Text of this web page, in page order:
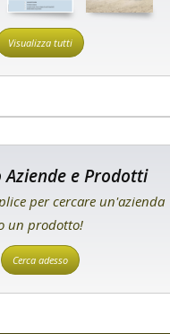
Visualizza tutti
Aziende e Prodotti
per cercare un'azienda
un prodotto!
Cerca adesso